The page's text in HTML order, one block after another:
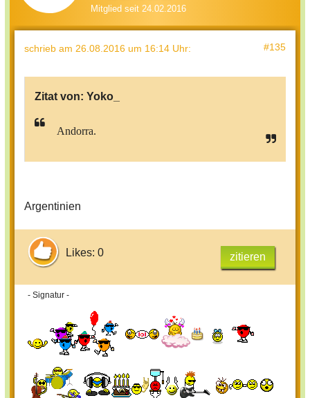
Mitglied seit 24.02.2016
schrieb am 26.08.2016 um 16:14 Uhr: #135
Zitat von: Yoko_
Andorra.
Argentinien
Likes: 0 zitieren
- Signatur -